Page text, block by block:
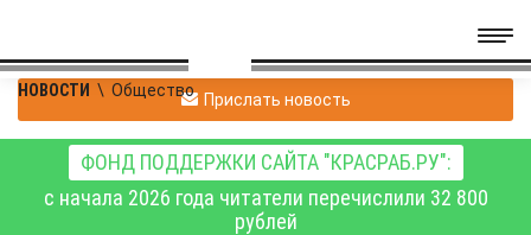
НОВОСТИ \ Общество Прислать новость
ФОНД ПОДДЕРЖКИ САЙТА "КРАСРАБ.РУ":
с начала 2026 года читатели перечислили 32 800
рублей